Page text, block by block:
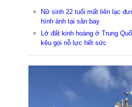
Nữ sinh 22 tuổi mất liên lạc
hình ảnh tại sân bay
Lở đất kinh hoàng ở Trung
kêu gọi nỗ lực hết sức